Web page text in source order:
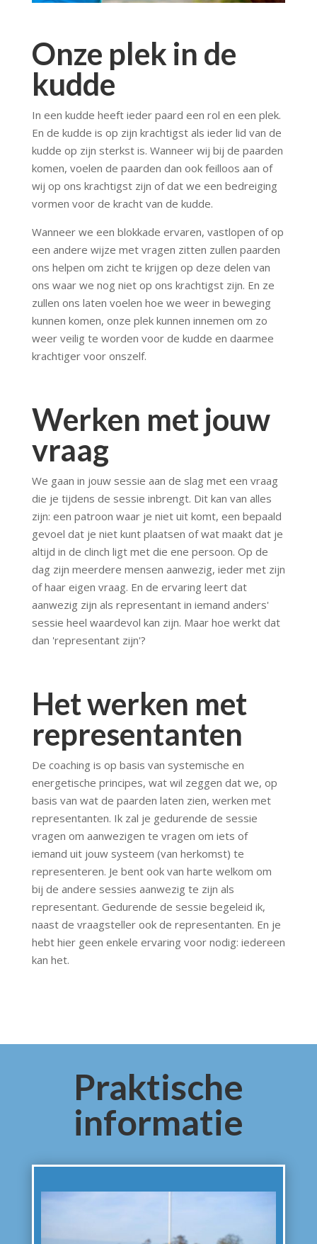
Onze plek in de
kudde
In een kudde heeft ieder paard een rol en een plek.
En de kudde is op zijn krachtigst als ieder lid van de
kudde op zijn sterkst is. Wanneer wij bij de paarden
komen, voelen de paarden dan ook feilloos aan of
wij op ons krachtigst zijn of dat we een bedreiging
vormen voor de kracht van de kudde.
Wanneer we een blokkade ervaren, vastlopen of op
een andere wijze met vragen zitten zullen paarden
ons helpen om zicht te krijgen op deze delen van
ons waar we nog niet op ons krachtigst zijn. En ze
zullen ons laten voelen hoe we weer in beweging
kunnen komen, onze plek kunnen innemen om zo
weer veilig te worden voor de kudde en daarmee
krachtiger voor onszelf.
Werken met jouw
vraag
We gaan in jouw sessie aan de slag met een vraag
die je tijdens de sessie inbrengt. Dit kan van alles
zijn: een patroon waar je niet uit komt, een bepaald
gevoel dat je niet kunt plaatsen of wat maakt dat je
altijd in de clinch ligt met die ene persoon. Op de
dag zijn meerdere mensen aanwezig, ieder met zijn
of haar eigen vraag. En de ervaring leert dat
aanwezig zijn als representant in iemand anders'
sessie heel waardevol kan zijn. Maar hoe werkt dat
dan 'representant zijn'?
Het werken met
representanten
De coaching is op basis van systemische en
energetische principes, wat wil zeggen dat we, op
basis van wat de paarden laten zien, werken met
representanten. Ik zal je gedurende de sessie
vragen om aanwezigen te vragen om iets of
iemand uit jouw systeem (van herkomst) te
representeren. Je bent ook van harte welkom om
bij de andere sessies aanwezig te zijn als
representant. Gedurende de sessie begeleid ik,
naast de vraagsteller ook de representanten. En je
hebt hier geen enkele ervaring voor nodig: iedereen
kan het.
Praktische
informatie